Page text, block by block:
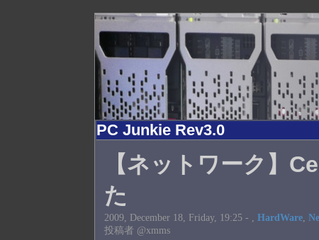
PC Junkie Rev3.0
【ネットワーク】
た
2009, December 18, Friday, 19:25 - ,HardWare ,
投稿者 @xmms